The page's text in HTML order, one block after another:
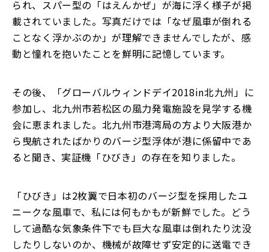
られ、スパー型の「はえんかぜ」が海に浮く様子が掲
載されていました。写真だけでは「なぜ風車が倒れる
ことなく浮かぶのか」が理解できませんでしたが、感
動と憧れを抱いたことを鮮明に記憶しています。
その後、「グローバルウィンドデイ2018in北九州」に
参加し、北九州市若松区の風力発電施設を見学する機
会に恵まれました。北九州市港湾局の方より大阪港か
ら曳航されたばかりのバージ型浮体が港に係留中であ
ると聞き、実証機「ひびき」の存在を知りました。
「ひびき」は2枚翼で日本初のバージ型を採用したユ
ニークな風車で、私には何もかもが新鮮でした。どう
して過酷な気象条件下でも巨大な風車は倒れたり沈没
したりしないのか、機械が故障せず安定的に送電でき